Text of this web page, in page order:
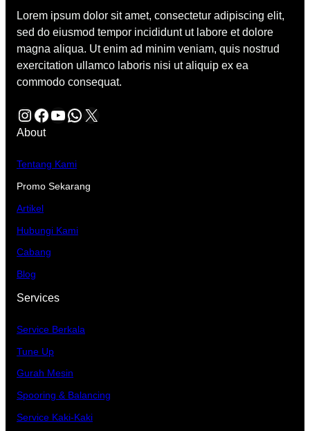
Lorem ipsum dolor sit amet, consectetur adipiscing elit,
sed do eiusmod tempor incididunt ut labore et dolore
magna aliqua. Ut enim ad minim veniam, quis nostrud
exercitation ullamco laboris nisi ut aliquip ex ea
commodo consequat.
Instagram Facebook YouTube WhatsApp X
About
Tentang Kami
Promo Sekarang
Artikel
Hubungi Kami
Cabang
Blog
Services
Service Berkala
Tune Up
Gurah Mesin
Spooring & Balancing
Service Kaki-Kaki